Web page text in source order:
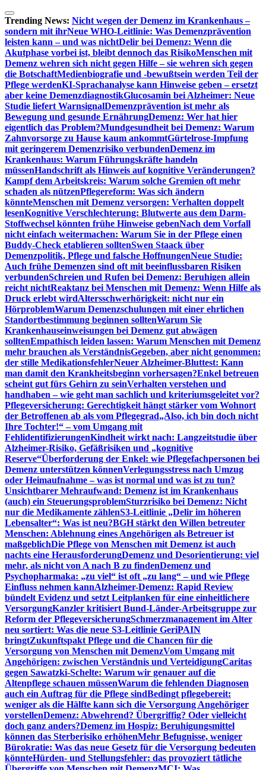
Zum
Inhalt
springen
Trending News: Nicht wegen der Demenz im Krankenhaus –
sondern mit ihrNeue WHO-Leitlinie: Was Demenzprävention
leisten kann – und was nichtDelir bei Demenz: Wenn die
Akutphase vorbei ist, bleibt dennoch das RisikoMenschen mit
Demenz wehren sich nicht gegen Hilfe – sie wehren sich gegen
die BotschaftMedienbiografie und -bewußtsein werden Teil der
Pflege werdenKI-Sprachanalyse kann Hinweise geben – ersetzt
aber keine DemenzdiagnostikGlucosamin bei Alzheimer: Neue
Studie liefert WarnsignalDemenzprävention ist mehr als
Bewegung und gesunde ErnährungDemenz: Wer hat hier
eigentlich das Problem?Mundgesundheit bei Demenz: Warum
Zahnvorsorge zu Hause kaum ankommtGürtelrose-Impfung
mit geringerem Demenzrisiko verbundenDemenz im
Krankenhaus: Warum Führungskräfte handeln
müssenHandschrift als Hinweis auf kognitive Veränderungen?
Kampf dem Arbeitskreis: Warum solche Gremien oft mehr
schaden als nützenPflegereform: Was sich ändern
könnteMenschen mit Demenz versorgen: Verhalten doppelt
lesenKognitive Verschlechterung: Blutwerte aus dem Darm-
Stoffwechsel könnten frühe Hinweise gebenNach dem Vorfall
nicht einfach weitermachen: Warum Sie in der Pflege einen
Buddy-Check etablieren solltenSwen Staack über
Demenzpolitik, Pflege und falsche HoffnungenNeue Studie:
Auch frühe Demenzen sind oft mit beeinflussbaren Risiken
verbundenSchreien und Rufen bei Demenz: Beruhigen allein
reicht nichtReaktanz bei Menschen mit Demenz: Wenn Hilfe als
Druck erlebt wirdAltersschwerhörigkeit: nicht nur ein
HörproblemWarum Demenzschulungen mit einer ehrlichen
Standortbestimmung beginnen solltenWarum Sie
Krankenhauseinweisungen bei Demenz gut abwägen
solltenEmpathisch leiden lassen: Warum Menschen mit Demenz
mehr brauchen als VerständnisGegeben, aber nicht genommen:
der stille MedikationsfehlerNeuer Alzheimer-Bluttest: Kann
man damit den Krankheitsbeginn vorhersagen?Enkel betreuen
scheint gut fürs Gehirn zu seinVerhalten verstehen und
handhaben – wie geht man sachlich und kriteriumsgeleitet vor?
Pflegeversicherung: Gerechtigkeit hängt stärker vom Wohnort
der Betroffenen ab als vom Pflegegrad„Also, ich bin doch nicht
Ihre Tochter!“ – vom Umgang mit
FehlidentifizierungenKindheit wirkt nach: Langzeitstudie über
Alzheimer-Risiko, Gefäßrisiken und „kognitive
Reserve“Überforderung der Enkel: wie Pflegefachpersonen bei
Demenz unterstützen könnenVerlegungsstress nach Umzug
oder Heimaufnahme – was ist normal und was ist zu tun?
Unsichtbarer Mehraufwand: Demenz ist im Krankenhaus
(auch) ein SteuerungsproblemSturzrisiko bei Demenz: Nicht
nur die Medikamente zählenS3-Leitlinie „Delir im höheren
Lebensalter“: Was ist neu?BGH stärkt den Willen betreuter
Menschen: Ablehnung eines Angehörigen als Betreuer ist
maßgeblichDie Pflege von Menschen mit Demenz ist auch
nachts eine HerausforderungDemenz und Desorientierung: viel
mehr, als nicht von A nach B zu findenDemenz und
Psychopharmaka: „zu viel“ ist oft „zu lang“ – und wie Pflege
Einfluss nehmen kannAlzheimer-Demenz: Rapid Review
bündelt Evidenz und setzt Leitplanken für eine einheitlichere
VersorgungKanzler kritisiert Bund-Länder-Arbeitsgruppe zur
Reform der PflegeversicherungSchmerzmanagement im Alter
neu sortiert: Was die neue S3-Leitlinie GeriPAIN
bringtZukunftspakt Pflege und die Chancen für die
Versorgung von Menschen mit DemenzVom Umgang mit
Angehörigen: zwischen Verständnis und VerteidigungCaritas
gegen Sawatzki-Schelte: Warum wir genauer auf die
Altenpflege schauen müssenWarum die fehlenden Diagnosen
auch ein Auftrag für die Pflege sindBedingt pflegebereit:
weniger als die Hälfte kann sich die Versorgung Angehöriger
vorstellenDemenz: Abwehrend? Übergriffig? Oder vielleicht
doch ganz anders?Demenz im Hospiz: Beruhigungsmittel
können das Sterberisiko erhöhenMehr Befugnisse, weniger
Bürokratie: Was das neue Gesetz für die Versorgung bedeuten
könnteHürden- und Stellungsfehler: das provoziert tätliche